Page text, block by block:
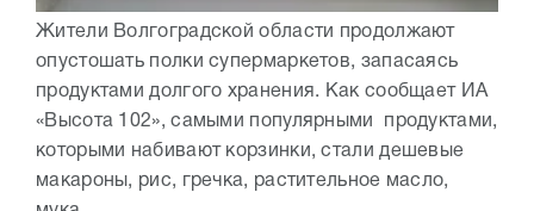
Жители Волгоградской области продолжают
опустошать полки супермаркетов, запасаясь
продуктами долгого хранения. Как сообщает ИА
«Высота 102», самыми популярными продуктами,
которыми набивают корзинки, стали дешевые
макароны, рис, гречка, растительное масло,